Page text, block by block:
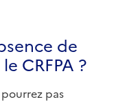
de
CRFPA ?
pas